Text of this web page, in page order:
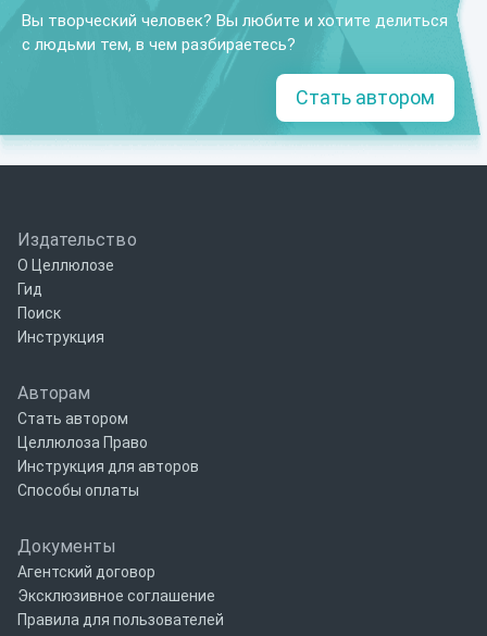
Вы творческий человек? Вы любите и хотите делиться
с людьми тем, в чем разбираетесь?
Стать автором
Издательство
О Целлюлозе
Гид
Поиск
Инструкция
Авторам
Стать автором
Целлюлоза Право
Инструкция для авторов
Способы оплаты
Документы
Агентский договор
Эксклюзивное соглашение
Правила для пользователей